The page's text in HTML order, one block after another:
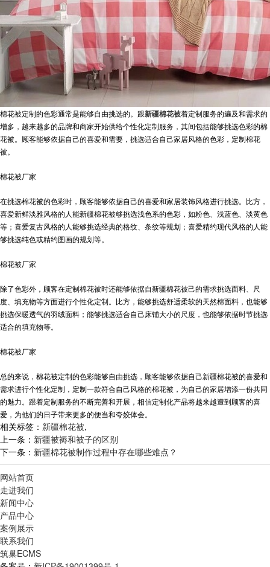
棉花被定制的色彩通常是能够自由挑选的。跟新疆棉花被着定制服务的遍及和需求的
增多，越来越多的品牌和商家开始供给个性化定制服务，其间包括能够挑选色彩的棉
花被。顾客能够依据自己的喜爱和需要，挑选适合自己家居风格的色彩，定制棉花
被。
棉花被厂家
在挑选棉花被的色彩时，顾客能够依据自己的喜爱和家居装饰风格进行挑选。比方，
喜爱新鲜淡雅风格的人能新疆棉花被够挑选浅色系的色彩，如粉色、浅蓝色、淡黄色
等；喜爱复古风格的人能够挑选经典的格纹、条纹等规划；喜爱精约现代风格的人能
够挑选纯色或精约图画的规划等。
棉花被厂家
除了色彩外，顾客在定制棉花被时还能够依据自新疆棉花被己的需求挑选面料、尺
度、填充物等方面进行个性化定制。比方，能够挑选舒适柔软的天然棉面料，也能够
挑选保暖透气的羽绒面料；能够挑选适合自己床铺大小的尺度，也能够依据时节挑选
适合的填充物等。
棉花被厂家
总的来说，棉花被定制的色彩能够自由挑选，顾客能够依据自己新疆棉花被的喜爱和
需求进行个性化定制，定制一款符合自己风格的棉花被，为自己的家居增添一份共同
的魅力。跟着定制服务的不断完善和开展，相信定制化产品将越来越遭到顾客的喜
爱，为他们的日子带来更多的便当和夸姣体会。
相关标签： 新疆棉花被,
上一条： 新疆被褥和被子的区别
下一条： 新疆棉花被制作过程中存在哪些难点？
网站首页
走进我们
新闻中心
产品中心
案例展示
联系我们
筑巢ECMS